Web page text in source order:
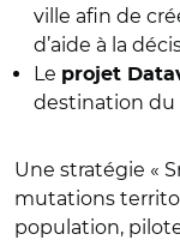
ville afin de
d’aide à la
Le projet
destination du
Une stratégie «
mutations
population,